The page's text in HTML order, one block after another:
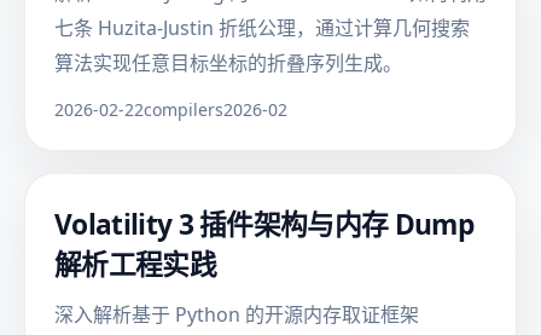
七条 Huzita-Justin 折纸公理，通过计算几何搜索
算法实现任意目标坐标的折叠序列生成。
2026-02-22compilers2026-02
Volatility 3 插件架构与内存 Dump
解析工程实践
深入解析基于 Python 的开源内存取证框架